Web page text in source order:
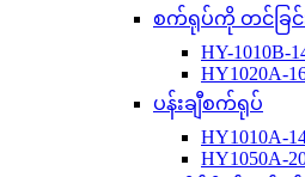
စက်ရုပ်ကို တင်ခြင်း
HY-1010B-
HY1020A-
ပန်းချီစက်ရုပ်
HY1010A-
HY1050A-